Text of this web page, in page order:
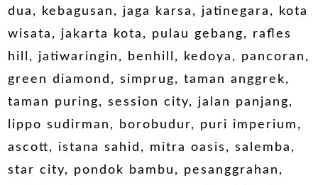
dua, kebagusan, jaga karsa, jatinegara, kota
wisata, jakarta kota, pulau gebang, rafles
hill, jatiwaringin, benhill, kedoya, pancoran,
green diamond, simprug, taman anggrek,
taman puring, session city, jalan panjang,
lippo sudirman, borobudur, puri imperium,
ascott, istana sahid, mitra oasis, salemba,
star city, pondok bambu, pesanggrahan,